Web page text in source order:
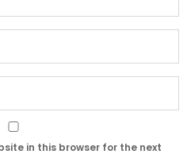
in this browser for the next